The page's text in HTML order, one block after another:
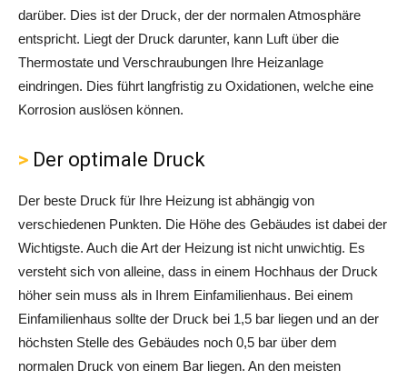
darüber. Dies ist der Druck, der der normalen Atmosphäre
entspricht. Liegt der Druck darunter, kann Luft über die
Thermostate und Verschraubungen Ihre Heizanlage
eindringen. Dies führt langfristig zu Oxidationen, welche eine
Korrosion auslösen können.
Der optimale Druck
Der beste Druck für Ihre Heizung ist abhängig von
verschiedenen Punkten. Die Höhe des Gebäudes ist dabei der
Wichtigste. Auch die Art der Heizung ist nicht unwichtig. Es
versteht sich von alleine, dass in einem Hochhaus der Druck
höher sein muss als in Ihrem Einfamilienhaus. Bei einem
Einfamilienhaus sollte der Druck bei 1,5 bar liegen und an der
höchsten Stelle des Gebäudes noch 0,5 bar über dem
normalen Druck von einem Bar liegen. An den meisten